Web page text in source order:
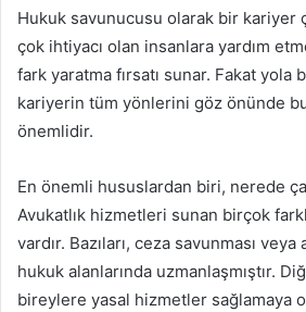
Hukuk savunucusu olarak bir kariyer
çok ihtiyacı olan insanlara yardım
fark yaratma fırsatı sunar. Fakat yola
kariyerin tüm yönlerini göz önünde
önemlidir.
En önemli hususlardan biri, nerede
Avukatlık hizmetleri sunan birçok
vardır. Bazıları, ceza savunması
hukuk alanlarında uzmanlaşmıştır.
bireylere yasal hizmetler sağlamaya